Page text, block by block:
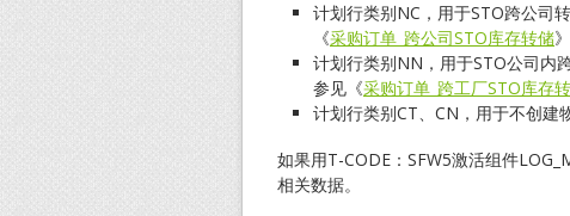
计划行类别NC，用于STO跨公司
《采购订单_跨公司STO库存转储
计划行类别NN，用于STO公司内
参见《采购订单_跨工厂STO库存
计划行类别CT、CN，用于不创建
如果用T-CODE：SFW5激活组件
相关数据。